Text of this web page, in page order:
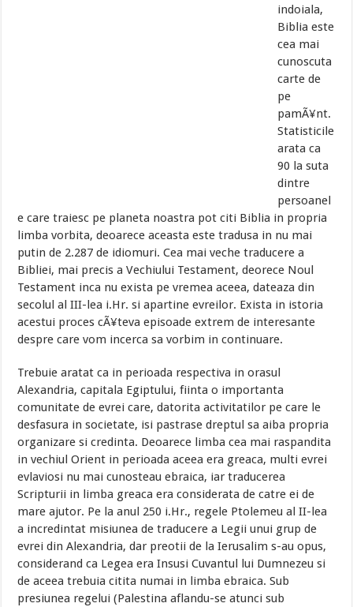
indoiala,
Biblia este
cea mai
cunoscuta
carte de
pe
pamÃ¥nt.
Statisticile
arata ca
90 la suta
dintre
persoanel
e care traiesc pe planeta noastra pot citi Biblia in propria
limba vorbita, deoarece aceasta este tradusa in nu mai
putin de 2.287 de idiomuri. Cea mai veche traducere a
Bibliei, mai precis a Vechiului Testament, deorece Noul
Testament inca nu exista pe vremea aceea, dateaza din
secolul al III-lea i.Hr. si apartine evreilor. Exista in istoria
acestui proces cÃ¥teva episoade extrem de interesante
despre care vom incerca sa vorbim in continuare.
Trebuie aratat ca in perioada respectiva in orasul
Alexandria, capitala Egiptului, fiinta o importanta
comunitate de evrei care, datorita activitatilor pe care le
desfasura in societate, isi pastrase dreptul sa aiba propria
organizare si credinta. Deoarece limba cea mai raspandita
in vechiul Orient in perioada aceea era greaca, multi evrei
evlaviosi nu mai cunosteau ebraica, iar traducerea
Scripturii in limba greaca era considerata de catre ei de
mare ajutor. Pe la anul 250 i.Hr., regele Ptolemeu al II-lea
a incredintat misiunea de traducere a Legii unui grup de
evrei din Alexandria, dar preotii de la Ierusalim s-au opus,
considerand ca Legea era Insusi Cuvantul lui Dumnezeu si
de aceea trebuia citita numai in limba ebraica. Sub
presiunea regelui (Palestina aflandu-se atunci sub